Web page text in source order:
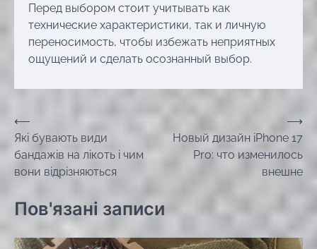
Перед выбором стоит учитывать как
технические характеристики, так и личную
переносимость, чтобы избежать неприятных
ощущений и сделать осознанный выбор.
Навігація
записів
⟵
Які бувають види
бандажів на лікоть і чим
вони відрізняються
Новый дизайн iPhone 17
Pro: что изменилось
внешне
⟶
Пов'язані записи